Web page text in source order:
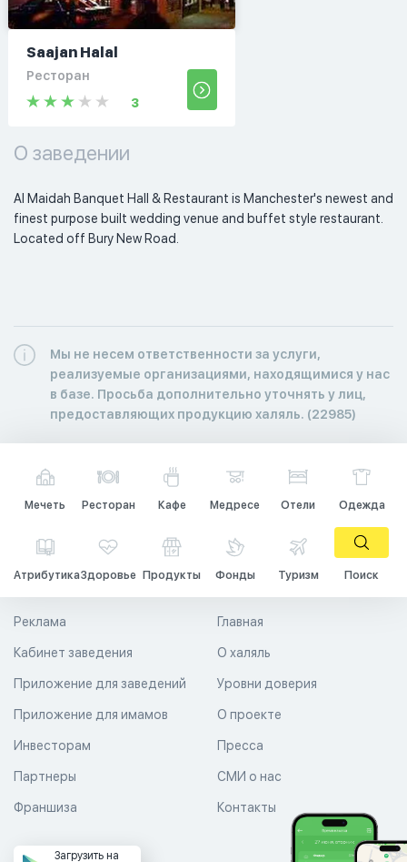
Saajan Halal
Ресторан
3
О заведении
Al Maidah Banquet Hall & Restaurant is Manchester's newest and
finest purpose built wedding venue and buffet style restaurant.
Located off Bury New Road.
Мы не несем ответственности за услуги,
реализуемые организациями, находящимися у нас
в базе. Просьба дополнительно уточнять у лиц,
предоставляющих продукцию халяль. (22985)
Мечеть Ресторан Кафе Медресе Отели Одежда
АтрибутикаЗдоровье Продукты Фонды Туризм Поиск
Главная
О халяль
Уровни доверия
Реклама
Кабинет заведения
Приложение для заведений
Приложение для имамов О проекте
Пресса
СМИ о нас
Контакты
Инвесторам
Партнеры
Франшиза
Загрузить на